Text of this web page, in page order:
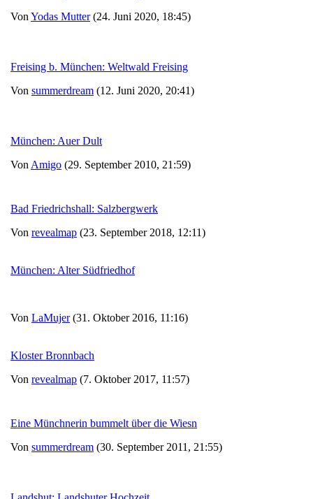
Von Yodas Mutter(24. Juni 2020, 18:45)
Freising b. München: Weltwald Freising
Von summerdream (12. Juni 2020, 20:41)
München: Auer Dult
Von Amigo (29. September 2010, 21:59)
Bad Friedrichshall: Salzbergwerk
Von revealmap (23. September 2018, 12:11)
München: Alter Südfriedhof
Von LaMujer(31. Oktober 2016, 11:16)
Kloster Bronnbach
Von revealmap (7. Oktober 2017, 11:57)
Eine Münchnerin bummelt über die Wiesn
Von summerdream (30. September 2011, 21:55)